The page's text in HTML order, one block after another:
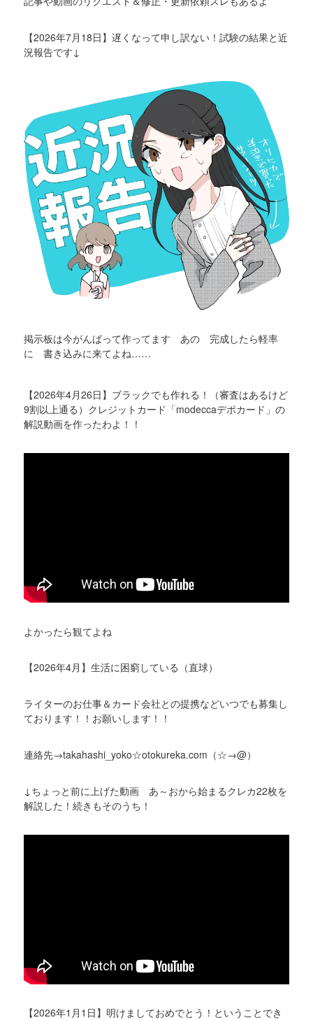
【2026年7月18日】遅くなって申し訳ない！試験の結果と近
況報告です↓
掲示板は今がんばって作ってます あの 完成したら軽率
に 書き込みに来てよね……
【2026年4月26日】ブラックでも作れる！（審査はあるけど
9割以上通る）クレジットカード「modeccaデポカード」の
解説動画を作ったわよ！！
よかったら観てよね
【2026年4月】生活に困窮している（直球）
ライターのお仕事＆カード会社との提携などいつでも募集し
ております！！お願いします！！
連絡先→takahashi_yoko☆otokureka.com（☆→@）
↓ちょっと前に上げた動画 あ～おから始まるクレカ22枚を
解説した！続きもそのうち！
【2026年1月1日】明けましておめでとう！ということでき